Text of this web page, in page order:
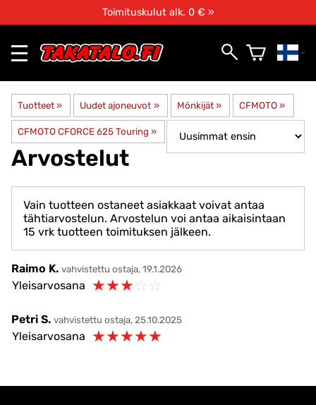
Toimituskulut alk. 0 € »
Tuotteet ‪» Uudet ajoneuvot ‪» Mönkijät ‪» CFMOTO ‪»
CFMOTO CFORCE 625 Touring ‪»
Arvostelut
Vain tuotteen ostaneet asiakkaat voivat antaa
tähtiarvostelun. Arvostelun voi antaa aikaisintaan
15 vrk tuotteen toimituksen jälkeen.
Raimo K. vahvistettu ostaja, 19.1.2026
Yleisarvosana ☆☆☆☆ ☆
Petri S. vahvistettu ostaja, 25.10.2025
Yleisarvosana ☆☆☆☆☆